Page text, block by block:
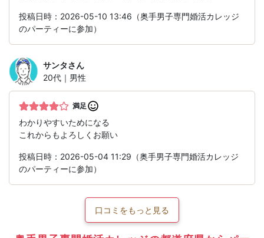
投稿日時：2026-05-10 13:46（奥手男子専門婚活カレッジ
のパーティーに参加）
サンタさん
20代｜男性
満足
わかりやすいためになる
これからもよろしくお願い
投稿日時：2026-05-04 11:29（奥手男子専門婚活カレッジ
のパーティーに参加）
口コミをもっと見る